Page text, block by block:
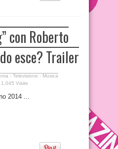
con Roberto
esce? Trailer
- Televisione - Musica
1,045 Visite
2014 ...